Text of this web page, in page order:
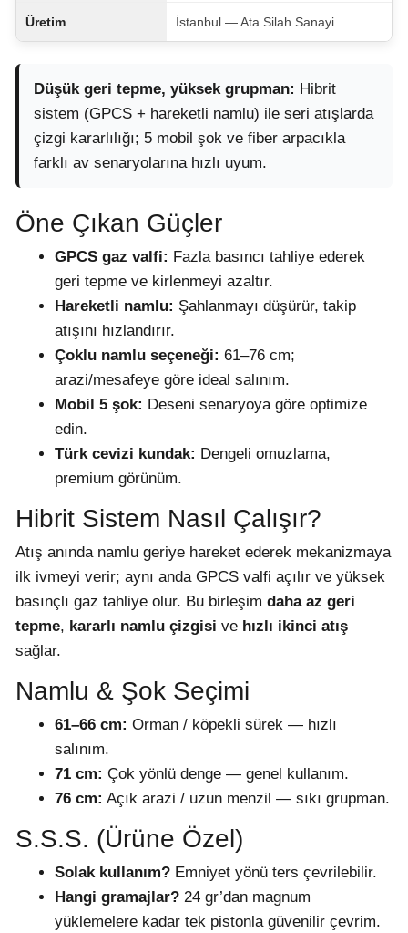
Üretim İstanbul — Ata Silah Sanayi
Düşük geri tepme, yüksek grupman: Hibrit
sistem (GPCS + hareketli namlu) ile seri atışlarda
çizgi kararlılığı; 5 mobil şok ve fiber arpacıkla
farklı av senaryolarına hızlı uyum.
Öne Çıkan Güçler
GPCS gaz valfi: Fazla basıncı tahliye ederek
geri tepme ve kirlenmeyi azaltır.
Hareketli namlu: Şahlanmayı düşürür, takip
atışını hızlandırır.
Çoklu namlu seçeneği: 61–76 cm;
arazi/mesafeye göre ideal salınım.
Mobil 5 şok: Deseni senaryoya göre optimize
edin.
Türk cevizi kundak: Dengeli omuzlama,
premium görünüm.
Hibrit Sistem Nasıl Çalışır?
Atış anında namlu geriye hareket ederek mekanizmaya
ilk ivmeyi verir; aynı anda GPCS valfi açılır ve yüksek
basınçlı gaz tahliye olur. Bu birleşim daha az geri
tepme, kararlı namlu çizgisi ve hızlı ikinci atış
sağlar.
Namlu & Şok Seçimi
61–66 cm: Orman / köpekli sürek — hızlı
salınım.
71 cm: Çok yönlü denge — genel kullanım.
76 cm: Açık arazi / uzun menzil — sıkı grupman.
S.S.S. (Ürüne Özel)
Solak kullanım? Emniyet yönü ters çevrilebilir.
Hangi gramajlar? 24 gr’dan magnum
yüklemelere kadar tek pistonla güvenilir çevrim.